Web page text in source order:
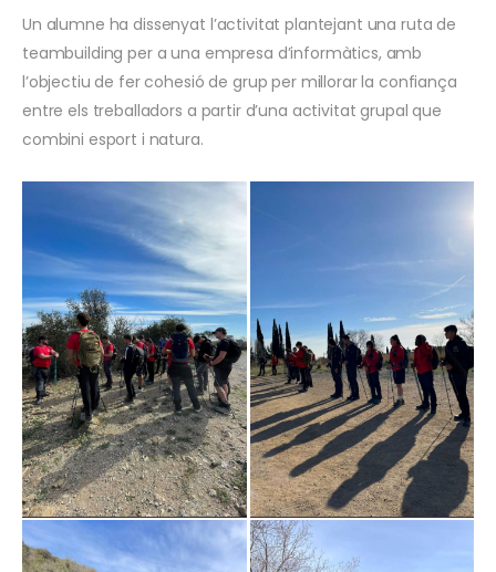
Un alumne ha dissenyat l’activitat plantejant una ruta de
teambuilding per a una empresa d’informàtics, amb
l’objectiu de fer cohesió de grup per millorar la confiança
entre els treballadors a partir d’una activitat grupal que
combini esport i natura.